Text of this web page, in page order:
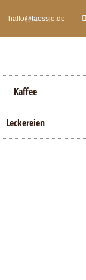
hallo@taessje.de
Kaffee
Leckereien